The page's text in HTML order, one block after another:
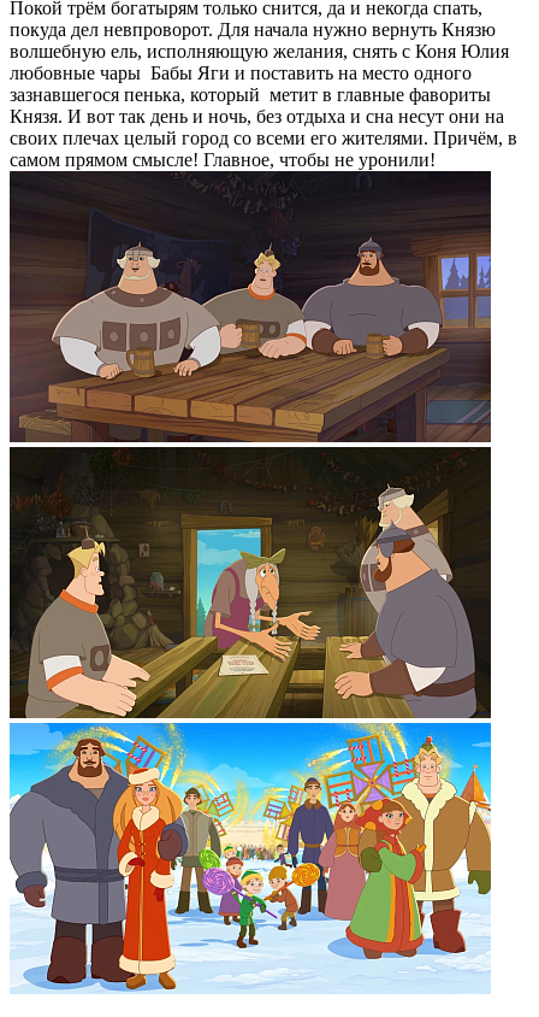
Покой трём богатырям только снится, да и некогда спать,
покуда дел невпроворот. Для начала нужно вернуть Князю
волшебную ель, исполняющую желания, снять с Коня Юлия
любовные чары Бабы Яги и поставить на место одного
зазнавшегося пенька, который метит в главные фавориты
Князя. И вот так день и ночь, без отдыха и сна несут они на
своих плечах целый город со всеми его жителями. Причём, в
самом прямом смысле! Главное, чтобы не уронили!